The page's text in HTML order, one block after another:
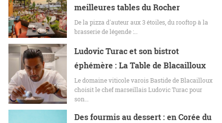
meilleures tables du Rocher
De la pizza d'auteur aux 3 étoiles, du rooftop à la
brasserie de légende :…
Ludovic Turac et son bistrot
éphémère : La Table de Blacailloux
Le domaine viticole varois Bastide de Blacailloux
choisit le chef marseillais Ludovic Turac pour
son…
Des fourmis au dessert : en Corée du